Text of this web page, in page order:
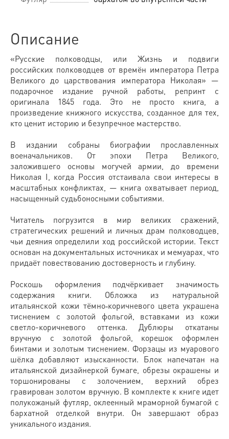
Описание
«Русские полководцы, или Жизнь и подвиги
российских полководцев от времён императора Петра
Великого до царствования императора Николая» —
подарочное издание ручной работы, репринт с
оригинала 1845 года. Это не просто книга, а
произведение книжного искусства, созданное для тех,
кто ценит историю и безупречное мастерство.
В издании собраны биографии прославленных
военачальников. От эпохи Петра Великого,
заложившего основы могучей армии, до времени
Николая I, когда Россия отстаивала свои интересы в
масштабных конфликтах, — книга охватывает период,
насыщенный судьбоносными событиями.
Читатель погрузится в мир великих сражений,
стратегических решений и личных драм полководцев,
чьи деяния определили ход российской истории. Текст
основан на документальных источниках и мемуарах, что
придаёт повествованию достоверность и глубину.
Роскошь оформления подчёркивает значимость
содержания книги. Обложка из натуральной
итальянской кожи тёмно‑коричневого цвета украшена
тиснением с золотой фольгой, вставками из кожи
светло-коричневого оттенка. Дублюры откатаны
вручную с золотой фольгой, корешок оформлен
бинтами и золотым тиснением. Форзацы из муарового
шёлка добавляют изысканности. Блок напечатан на
итальянской дизайнеркой бумаге, обрезы окрашены и
торшонированы с золочением, верхний обрез
гравирован золотом вручную. В комплекте к книге идет
полукожаный футляр, оклеенный мраморной бумагой с
бархатной отделкой внутри. Он завершают образ
уникального издания.